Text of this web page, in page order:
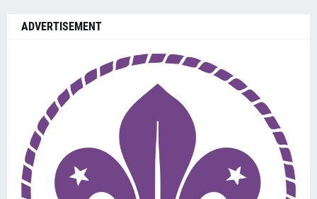
ADVERTISEMENT